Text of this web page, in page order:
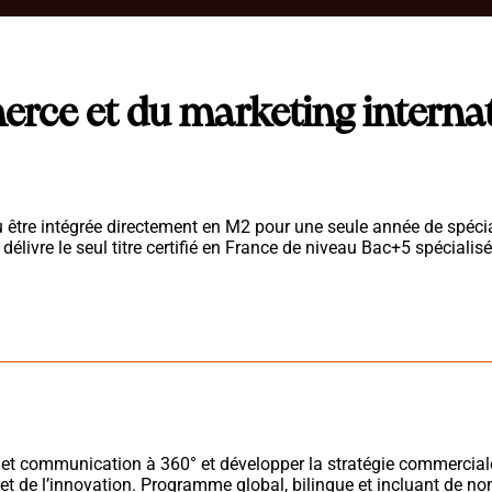
et du marketing
intégrée directement en M2 pour une seule année de
le seul titre certifié en France de niveau Bac+5
communication à 360° et développer la stratégie
de l’innovation. Programme global, bilingue et incluant de